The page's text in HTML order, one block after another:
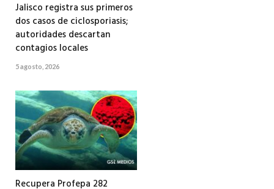
Jalisco registra sus primeros
dos casos de ciclosporiasis;
autoridades descartan
contagios locales
5 agosto, 2026
Recupera Profepa 282